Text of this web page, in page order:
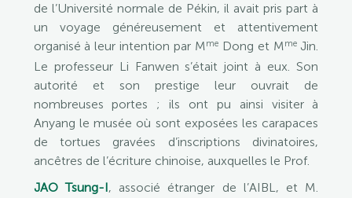
de l’Université normale de Pékin, il avait pris part à
un voyage généreusement et attentivement
organisé à leur intention par MmeDong et MmeJin.
Le professeur Li Fanwen s’était joint à eux. Son
autorité et son prestige leur ouvrait de
nombreuses portes ; ils ont pu ainsi visiter à
Anyang le musée où sont exposées les carapaces
de tortues gravées d’inscriptions divinatoires,
ancêtres de l’écriture chinoise, auxquelles le Prof.
JAO Tsung-I, associé étranger de l’AIBL, et M.